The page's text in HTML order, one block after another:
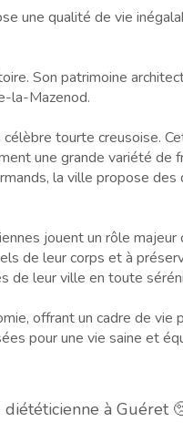
une qualité de vie
Son patrimoine
la-Mazenod.
tourte creusoise.
une grande variété
la ville propose
jouent un rôle
de leur corps et à
de leur ville en toute
offrant un cadre de
pour une vie saine et
à Guéret